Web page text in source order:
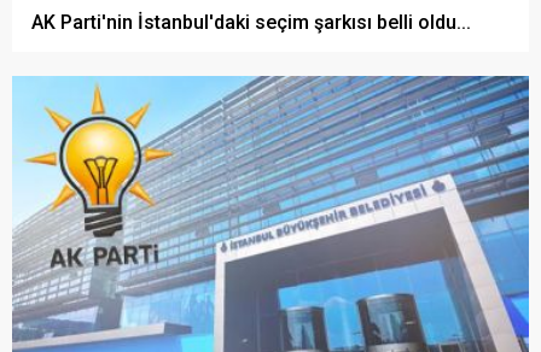
AK Parti'nin İstanbul'daki seçim şarkısı belli oldu...